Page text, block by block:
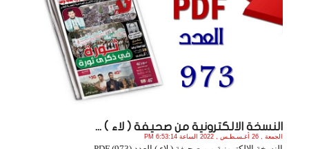
النسخة الالكترونية من صحيفة ( لاء ) ...
الجمعة , 26 أغـسـطـس , 2022 الساعة 6:53:14 PM